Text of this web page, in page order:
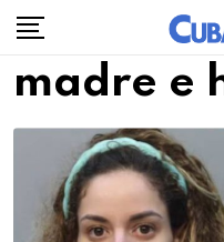
Skip
content
madre e